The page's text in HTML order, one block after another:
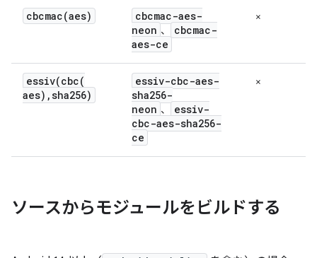
cbcmac(aes)
cbcmac-aes-
neon 、
cbcmac-
aes-ce
×
essiv(cbc(
aes) ,sha256)
essiv-cbc-aes-
sha256-
neon 、
essiv-
cbc-aes-sha256-
ce
×
ソースからモジュールをビルドする